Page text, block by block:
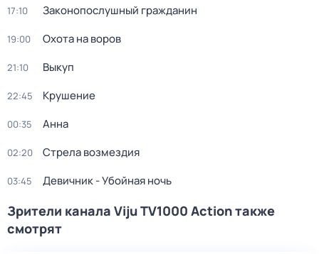
17:10 Законопослушный гражданин
19:00 Охота на воров
21:10 Выкуп
22:45 Крушение
00:35 Анна
02:20 Стрела возмездия
03:45 Девичник - Убойная ночь
Зрители канала Viju TV1000 Action также
смотрят